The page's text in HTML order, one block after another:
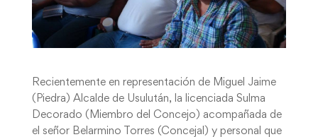
Recientemente en representación de Miguel Jaime
(Piedra) Alcalde de Usulután, la licenciada Sulma
Decorado (Miembro del Concejo) acompañada de
el señor Belarmino Torres (Concejal) y personal que